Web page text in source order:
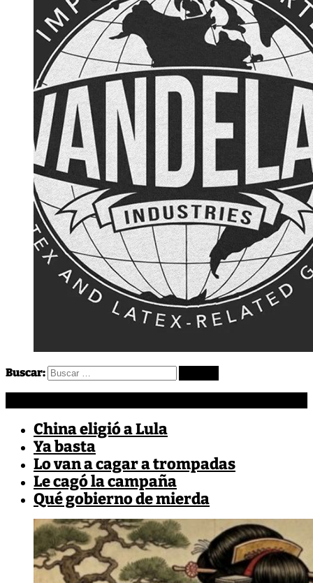
Buscar:
China eligió a Lula
Ya basta
Lo van a cagar a trompadas
Le cagó la campaña
Qué gobierno de mierda